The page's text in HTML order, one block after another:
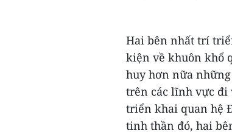
Hai bên nhất trí
kiện về khuôn khổ
huy hơn nữa
trên các lĩnh vực đi
triển khai quan hệ
tinh thần đó, hai